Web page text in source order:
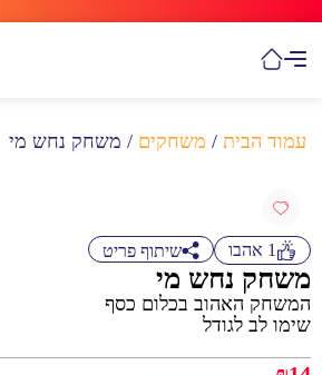
עמוד הבית / משחקים / משחק נחש מי
1 אהבו שיתוף פריט
משחק נחש מי
המשחק האהוב בכלום כסף
שימו לב לגודל